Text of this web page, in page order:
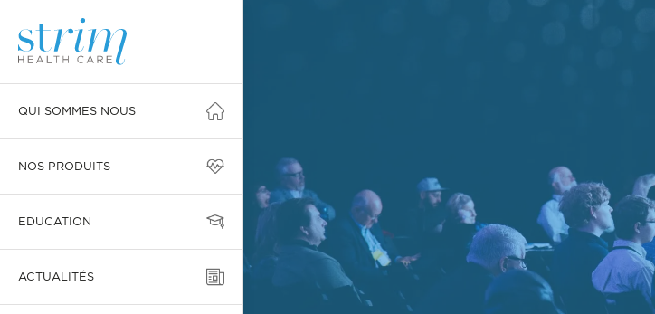
QUI SOMMES NOUS
NOS PRODUITS
EDUCATION
ACTUALITÉS